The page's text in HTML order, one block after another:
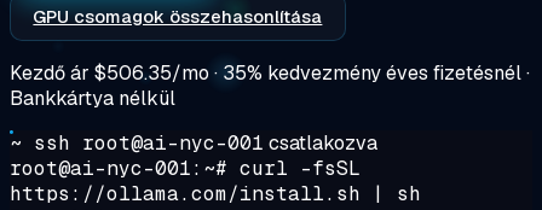
GPU csomagok összehasonlítása
Kezdő ár $506.35/mo· 35% kedvezmény éves fizetésnél ·
Bankkártya nélkül
~ ssh root@ai-nyc-001 csatlakozva
root@ai-nyc-001:~# curl -fsSL
https://ollama.com/install.sh | sh